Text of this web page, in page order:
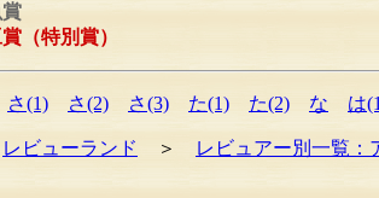
特別賞）
さ(1) さ(2) さ(3) た(1) た(2) な は
レビューランド ＞ レビュアー別一覧：